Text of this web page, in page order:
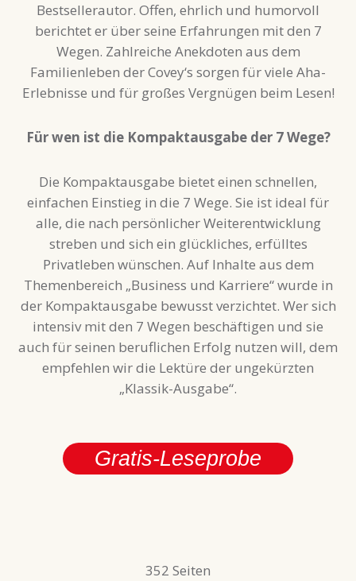
Bestsellerautor. Offen, ehrlich und humorvoll
berichtet er über seine Erfahrungen mit den 7
Wegen. Zahlreiche Anekdoten aus dem
Familienleben der Covey‘s sorgen für viele Aha-
Erlebnisse und für großes Vergnügen beim Lesen!
Für wen ist die Kompaktausgabe der 7 Wege?
Die Kompaktausgabe bietet einen schnellen,
einfachen Einstieg in die 7 Wege. Sie ist ideal für
alle, die nach persönlicher Weiterentwicklung
streben und sich ein glückliches, erfülltes
Privatleben wünschen. Auf Inhalte aus dem
Themenbereich „Business und Karriere“ wurde in
der Kompaktausgabe bewusst verzichtet. Wer sich
intensiv mit den 7 Wegen beschäftigen und sie
auch für seinen beruflichen Erfolg nutzen will, dem
empfehlen wir die Lektüre der ungekürzten
„Klassik-Ausgabe“.
Gratis-Leseprobe
352 Seiten